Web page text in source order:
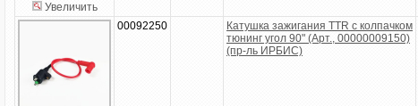
Увеличить
00092250
Катушка зажигания TTR с колпачком
тюнинг угол 90" (Арт., 00000009150)
(пр-ль ИРБИС)